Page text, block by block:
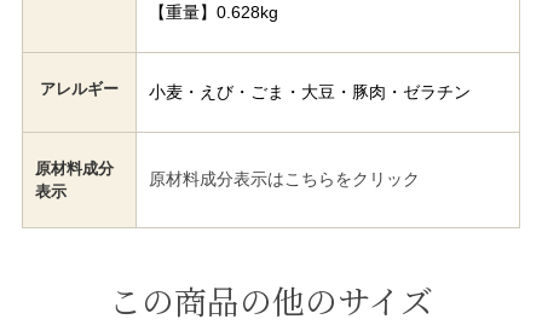
【重量】0.628kg
アレルギー 小麦・えび・ごま・大豆・豚肉・ゼラチン
原材料成分
表示
原材料成分表示はこちらをクリック
この商品の他のサイズ